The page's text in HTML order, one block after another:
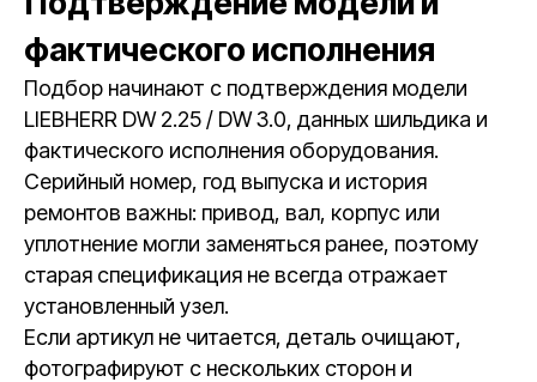
фактического исполнения
Подбор начинают с подтверждения модели
LIEBHERR DW 2.25 / DW 3.0, данных шильдика и
фактического исполнения оборудования.
Серийный номер, год выпуска и история
ремонтов важны: привод, вал, корпус или
уплотнение могли заменяться ранее, поэтому
старая спецификация не всегда отражает
установленный узел.
Если артикул не читается, деталь очищают,
фотографируют с нескольких сторон и